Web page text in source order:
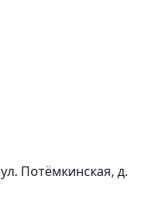
ул. Потёмкинская, д.